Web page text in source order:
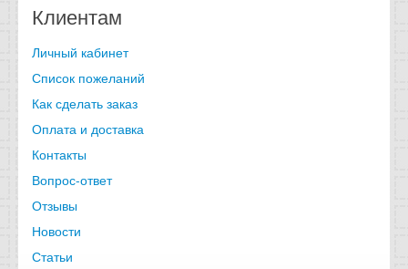
Клиентам
Личный кабинет
Список пожеланий
Как сделать заказ
Оплата и доставка
Контакты
Вопрос-ответ
Отзывы
Новости
Статьи